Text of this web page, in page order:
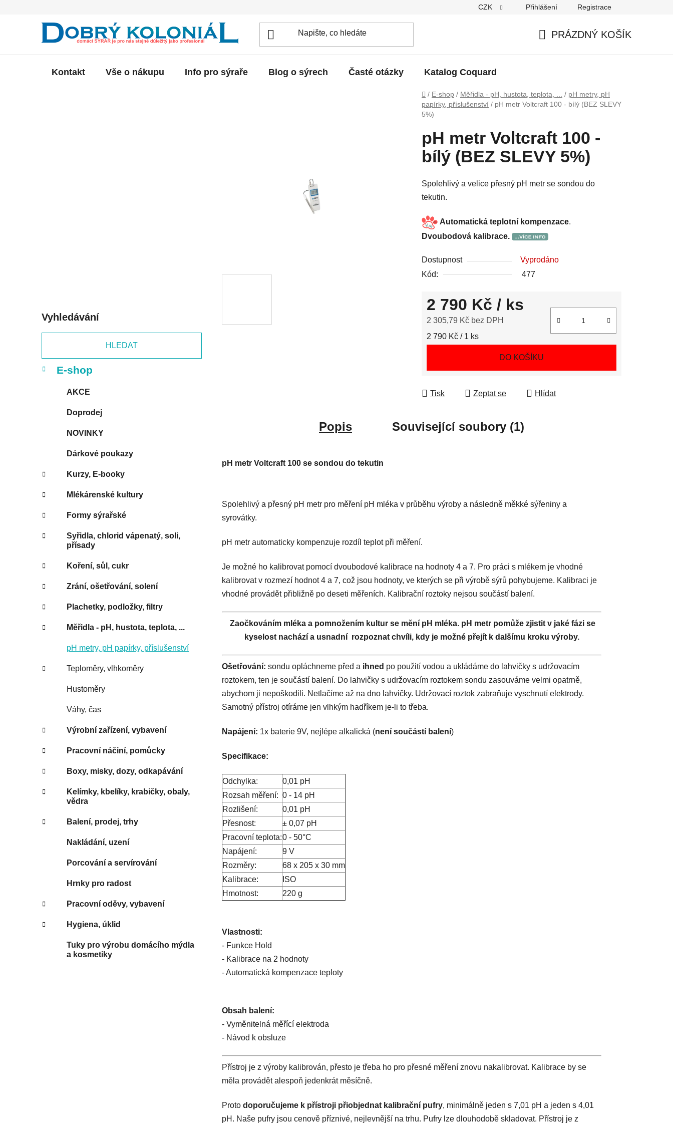
CZK Přihlášení Registrace
PRÁZDNÝ KOŠÍK
Kontakt Vše o nákupu Info pro sýraře Blog o sýrech Časté otázky Katalog Coquard
Domů
/ E-shop / Měřidla - pH, hustota, teplota, ... / pH metry, pH
papírky, příslušenství / pH metr Voltcraft 100 - bílý (BEZ SLEVY
5%)
Vyhledávání
HLEDAT
kategorie
K
a
E-shop
AKCE
Doprodej
NOVINKY
Dárkové poukazy
Kurzy, E-booky
Mlékárenské kultury
Formy sýrařské
Syřidla, chlorid vápenatý, soli,
přísady
Koření, sůl, cukr
Zrání, ošetřování, solení
Plachetky, podložky, filtry
Měřidla - pH, hustota, teplota, ...
pH metry, pH papírky, příslušenství
Teploměry, vlhkoměry
Hustoměry
Váhy, čas
Výrobní zařízení, vybavení
Pracovní náčiní, pomůcky
Boxy, misky, dozy, odkapávání
Kelímky, kbelíky, krabičky, obaly,
vědra
Balení, prodej, trhy
Nakládání, uzení
Porcování a servírování
Hrnky pro radost
Pracovní oděvy, vybavení
Hygiena, úklid
Tuky pro výrobu domácího mýdla
a kosmetiky
pH metr Voltcraft 100 -
bílý (BEZ SLEVY 5%)
Spolehlivý a velice přesný pH metr se sondou do
tekutin.
Automatická teplotní kompenzace.
Dvoubodová kalibrace.
Dostupnost
Vyprodáno
Kód:
477
2 790 Kč / ks
2 305,79 Kč bez DPH
Měrná cena:
2 790 Kč / 1 ks
DO KOŠÍKU
Tisk Zeptat se Hlídat
Popis Související soubory (1)
pH metr Voltcraft 100 se sondou do tekutin
Spolehlivý a přesný pH metr pro měření pH mléka v průběhu výroby a následně měkké sýřeniny a
syrovátky.
pH metr automaticky kompenzuje rozdíl teplot při měření.
Je možné ho kalibrovat pomocí dvoubodové kalibrace na hodnoty 4 a 7. Pro práci s mlékem je vhodné
kalibrovat v rozmezí hodnot 4 a 7, což jsou hodnoty, ve kterých se při výrobě sýrů pohybujeme. Kalibraci je
vhodné provádět přibližně po deseti měřeních. Kalibrační roztoky nejsou součástí balení.
Zaočkováním mléka a pomnožením kultur se mění pH mléka. pH metr pomůže zjistit v jaké fázi se
kyselost nachází a usnadní rozpoznat chvíli, kdy je možné přejít k dalšímu kroku výroby.
Ošetřování: sondu opláchneme před a ihned po použití vodou a ukládáme do lahvičky s udržovacím
roztokem, ten je součástí balení. Do lahvičky s udržovacím roztokem sondu zasouváme velmi opatrně,
abychom ji nepoškodili. Netlačíme až na dno lahvičky. Udržovací roztok zabraňuje vyschnutí elektrody.
Samotný přístroj otíráme jen vlhkým hadříkem je-li to třeba.
Napájení: 1x baterie 9V, nejlépe alkalická (není součástí balení)
Specifikace:
Odchylka:
0,01 pH
Rozsah měření: 0 - 14 pH
Rozlišení:
0,01 pH
Přesnost:
± 0,07 pH
Pracovní teplota:0 - 50°C
Napájení:
9 V
Rozměry:
68 x 205 x 30 mm
Kalibrace:
ISO
Hmotnost:
220 g
Vlastnosti:
- Funkce Hold
- Kalibrace na 2 hodnoty
- Automatická kompenzace teploty
Obsah balení:
- Vyměnitelná měřící elektroda
- Návod k obsluze
Přístroj je z výroby kalibrován, přesto je třeba ho pro přesné měření znovu nakalibrovat. Kalibrace by se
měla provádět alespoň jedenkrát měsíčně.
Proto doporučujeme k přístroji přiobjednat kalibrační pufry, minimálně jeden s 7,01 pH a jeden s 4,01
pH. Naše pufry jsou cenově příznivé, nejlevnější na trhu. Pufry lze dlouhodobě skladovat. Přístroj je z